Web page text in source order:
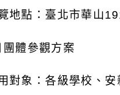
地點：臺北市華山
團體參觀方案
對象：各級學校、